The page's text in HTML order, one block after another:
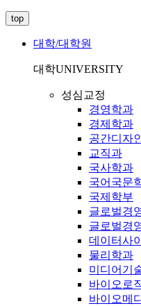
top
대학/대학원
대학UNIVERSITY
성심교정
경영학과
경제학과
공간디자
교직과
국사학과
국어국문
국제학부
글로벌경
글로벌경
데이터사
물리학과
미디어기
바이오로
바이오메